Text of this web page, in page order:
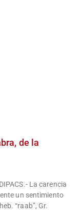
de la
La carencia
un sentimiento
“raab”, Gr.